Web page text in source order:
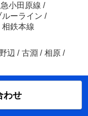
小田原線 /
ルーライン /
相鉄本線
辺 / 古淵 / 相原 /
わせ